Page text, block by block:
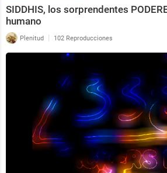
SIDDHIS, los sorprendentes
humano
Plenitud | 102 Reproducciones